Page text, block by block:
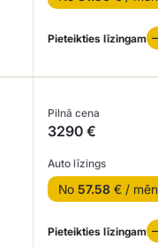
Pieteikties līzingam
Pilnā cena
3290 €
Auto līzings
No 57.58€ /
Pieteikties līzingam